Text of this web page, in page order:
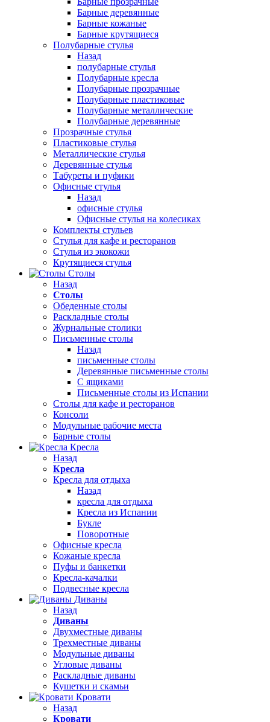
Барные деревянные
Барные кожаные
Барные крутящиеся
Полубарные стулья
Назад
полубарные стулья
Полубарные кресла
Полубарные прозрачные
Полубарные пластиковые
Полубарные металлические
Полубарные деревянные
Прозрачные стулья
Пластиковые стулья
Металлические стулья
Деревянные стулья
Табуреты и пуфики
Офисные стулья
Назад
офисные стулья
Офисные стулья на колесиках
Комплекты стульев
Стулья для кафе и ресторанов
Стулья из экокожи
Крутящиеся стулья
Столы
Назад
Столы
Обеденные столы
Раскладные столы
Журнальные столики
Письменные столы
Назад
письменные столы
Деревянные письменные столы
С ящиками
Письменные столы из Испании
Столы для кафе и ресторанов
Консоли
Модульные рабочие места
Барные столы
Кресла
Назад
Кресла
Кресла для отдыха
Назад
кресла для отдыха
Кресла из Испании
Букле
Поворотные
Офисные кресла
Кожаные кресла
Пуфы и банкетки
Кресла-качалки
Подвесные кресла
Диваны
Назад
Диваны
Двухместные диваны
Трехместные диваны
Модульные диваны
Угловые диваны
Раскладные диваны
Кушетки и скамьи
Кровати
Назад
Кровати